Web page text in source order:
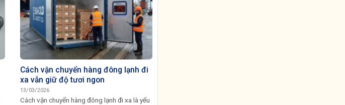
Cách vận chuyển hàng đông lạnh đi
xa vẫn giữ độ tươi ngon
13/03/2026
Cách vận chuyển hàng đông lạnh đi xa là yếu